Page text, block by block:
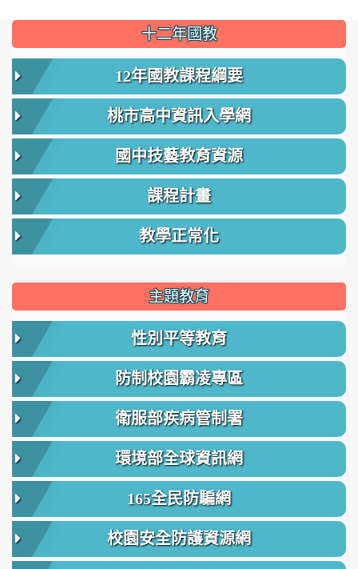
::: 十二年國教
12年國教課程綱要
桃市高中資訊入學網
國中技藝教育資源
課程計畫
教學正常化
主題教育
性別平等教育
防制校園霸凌專區
衛服部疾病管制署
環境部全球資訊網
165全民防騙網
校園安全防護資源網